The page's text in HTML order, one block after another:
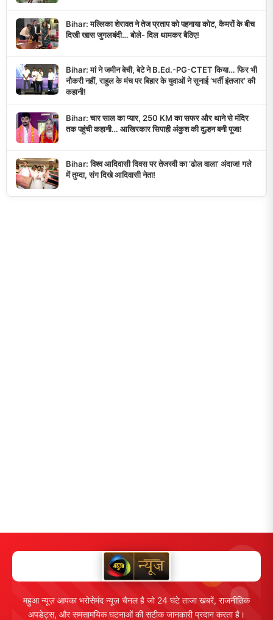
Bihar: मल्लिका शेरावत ने तेज प्रताप को पहनाया कोट, कैमरों के बीच
दिखी खास जुगलबंदी… बोले- दिल थामकर बैठिए!
Bihar: मां ने जमीन बेची, बेटे ने B.Ed.-PG-CTET किया… फिर भी
नौकरी नहीं, राहुल के मंच पर बिहार के युवाओं ने सुनाई ‘भर्ती इंतजार’ की
कहानी!
Bihar: चार साल का प्यार, 250 KM का सफर और थाने से मंदिर
तक पहुंची कहानी… आखिरकार सिपाही अंकुश की दुल्हन बनी पूजा!
Bihar: विश्व आदिवासी दिवस पर तेजस्वी का ‘ढोल वाला’ अंदाज! गले
में तुम्दा, संग दिखे आदिवासी नेता!
महुआ न्यूज़ आपका भरोसेमंद न्यूज़ चैनल है जो 24 घंटे ताजा खबरें, राजनीतिक
अपडेट्स, और समसामयिक घटनाओं की सटीक जानकारी प्रदान करता है।